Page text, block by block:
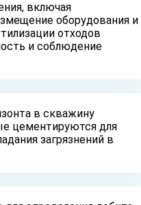
включая
оборудования и
отходов
и соблюдение
в скважину
цементируются для
загрязнений в